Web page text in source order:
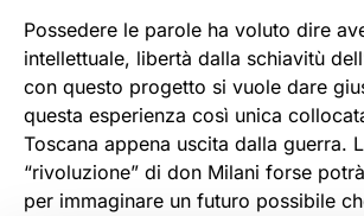
Possedere le parole ha voluto dire
intellettuale, libertà dalla schiavitù
con questo progetto si vuole dare
questa esperienza così unica
Toscana appena uscita dalla guerra.
“rivoluzione” di don Milani forse
per immaginare un futuro possibile